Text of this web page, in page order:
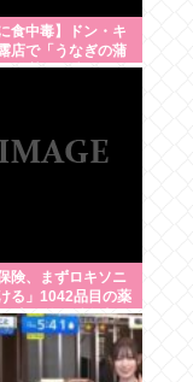
食中毒】ドン・キ
店で「うなぎの蒲
発熱や下痢
険、まずロキソニ
る」1042品目の薬
適用外で財布直
開始